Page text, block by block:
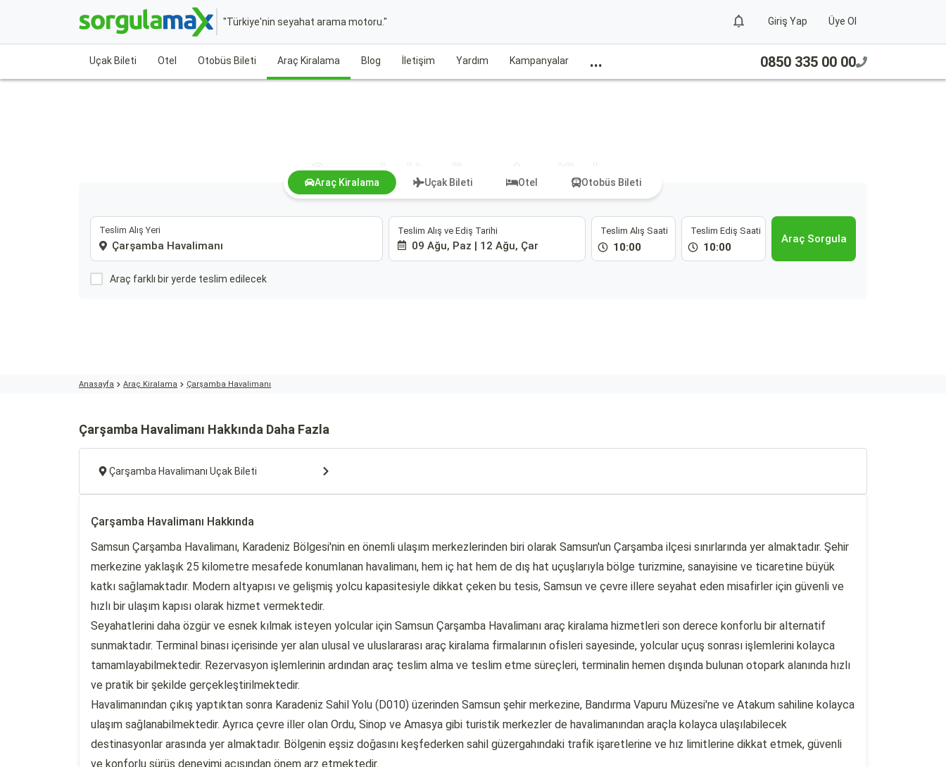
"Türkiye'nin seyahat arama motoru." Giriş Yap Üye Ol
Uçak Bileti Otel Otobüs Bileti Araç Kiralama Blog İletişim Yardım Kampanyalar ... 0850 335 00 00
Çarşamba Havalimanı Araç Kiralama
Araç Kiralama Uçak Bileti Otel Otobüs Bileti
Teslim Alış Yeri Teslim Alış ve Ediş Tarihi
09 Ağu, Paz | 12 Ağu, Çar
Teslim Alış Saati
10:00
Teslim Ediş Saati
10:00
Araç Sorgula
Araç farklı bir yerde teslim edilecek
Anasayfa Araç Kiralama Çarşamba Havalimanı
Çarşamba Havalimanı Hakkında Daha Fazla
Çarşamba Havalimanı Uçak Bileti
Çarşamba Havalimanı Hakkında
Samsun Çarşamba Havalimanı, Karadeniz Bölgesi'nin en önemli ulaşım merkezlerinden biri olarak Samsun'un Çarşamba ilçesi sınırlarında yer almaktadır. Şehir
merkezine yaklaşık 25 kilometre mesafede konumlanan havalimanı, hem iç hat hem de dış hat uçuşlarıyla bölge turizmine, sanayisine ve ticaretine büyük
katkı sağlamaktadır. Modern altyapısı ve gelişmiş yolcu kapasitesiyle dikkat çeken bu tesis, Samsun ve çevre illere seyahat eden misafirler için güvenli ve
hızlı bir ulaşım kapısı olarak hizmet vermektedir.
Seyahatlerini daha özgür ve esnek kılmak isteyen yolcular için Samsun Çarşamba Havalimanı araç kiralama hizmetleri son derece konforlu bir alternatif
sunmaktadır. Terminal binası içerisinde yer alan ulusal ve uluslararası araç kiralama firmalarının ofisleri sayesinde, yolcular uçuş sonrası işlemlerini kolayca
tamamlayabilmektedir. Rezervasyon işlemlerinin ardından araç teslim alma ve teslim etme süreçleri, terminalin hemen dışında bulunan otopark alanında hızlı
ve pratik bir şekilde gerçekleştirilmektedir.
Havalimanından çıkış yaptıktan sonra Karadeniz Sahil Yolu (D010) üzerinden Samsun şehir merkezine, Bandırma Vapuru Müzesi'ne ve Atakum sahiline kolayca
ulaşım sağlanabilmektedir. Ayrıca çevre iller olan Ordu, Sinop ve Amasya gibi turistik merkezler de havalimanından araçla kolayca ulaşılabilecek
destinasyonlar arasında yer almaktadır. Bölgenin eşsiz doğasını keşfederken sahil güzergahındaki trafik işaretlerine ve hız limitlerine dikkat etmek, güvenli
ve konforlu sürüş deneyimi açısından önem arz etmektedir.